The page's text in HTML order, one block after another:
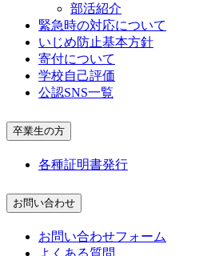
部活紹介
緊急時の対応について
いじめ防止基本方針
寄付について
学校自己評価
公認SNS一覧
卒業生の方
各種証明書発行
お問い合わせ
お問い合わせフォーム
よくある質問